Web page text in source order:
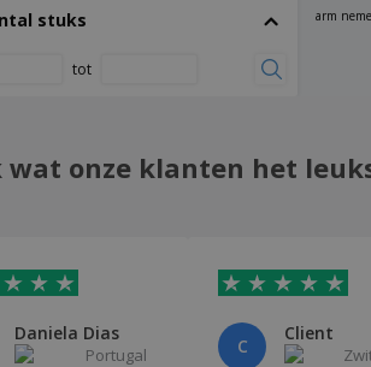
Gereedschaps Set Mostik
Gereedschaps Set Wheels
Osorix
Ijskrabber Dasha
stuks
tot
arm
wat onze klanten het
Daniela Dias
Portugal C
Client